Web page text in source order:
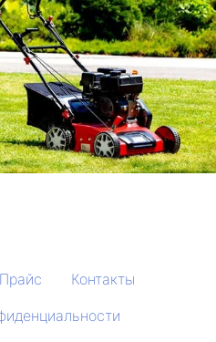
Прайс
Контакты